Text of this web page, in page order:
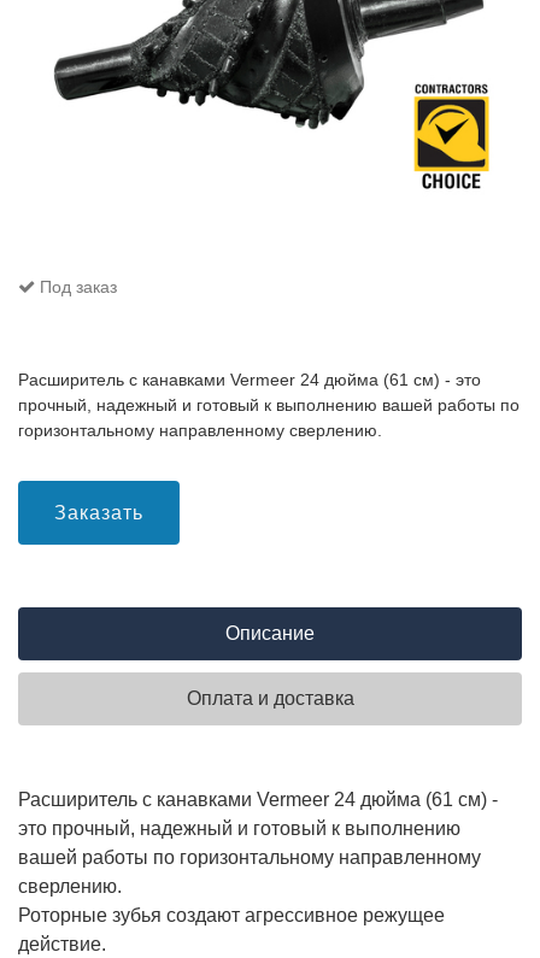
Под заказ
Расширитель с канавками Vermeer 24 дюйма (61 см) - это
прочный, надежный и готовый к выполнению вашей работы по
горизонтальному направленному сверлению.
Заказать
Описание
Оплата и доставка
Расширитель с канавками Vermeer 24 дюйма (61 см) -
это прочный, надежный и готовый к выполнению
вашей работы по горизонтальному направленному
сверлению.
Роторные зубья создают агрессивное режущее
действие.